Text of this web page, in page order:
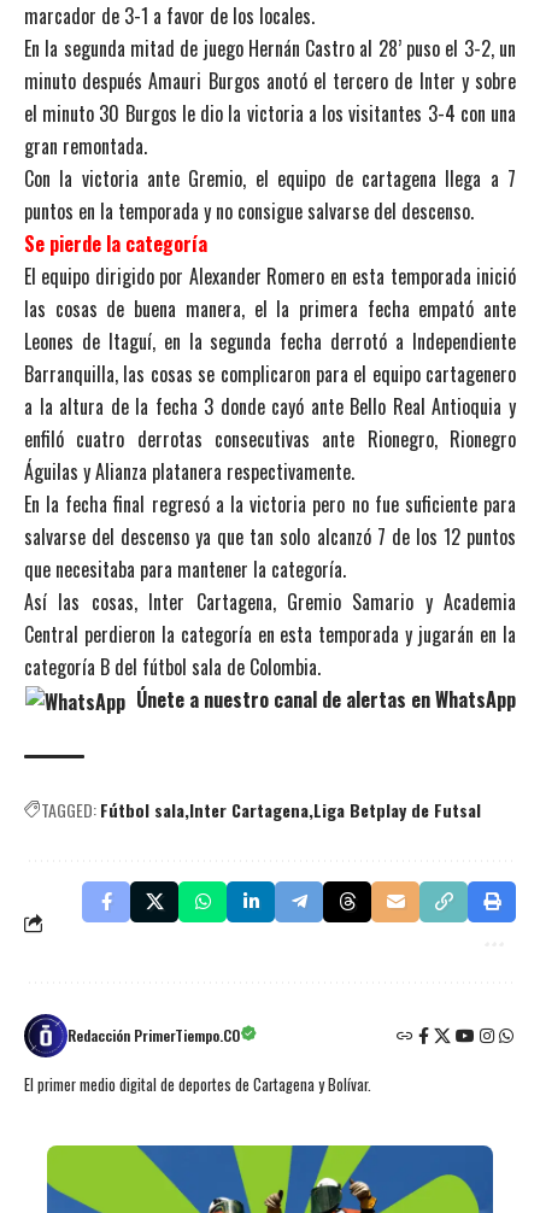
marcador de 3-1 a favor de los locales.
En la segunda mitad de juego Hernán Castro al 28’ puso el 3-2, un
minuto después Amauri Burgos anotó el tercero de Inter y sobre
el minuto 30 Burgos le dio la victoria a los visitantes 3-4 con una
gran remontada.
Con la victoria ante Gremio, el equipo de cartagena llega a 7
puntos en la temporada y no consigue salvarse del descenso.
Se pierde la categoría
El equipo dirigido por Alexander Romero en esta temporada inició
las cosas de buena manera, el la primera fecha empató ante
Leones de Itaguí, en la segunda fecha derrotó a Independiente
Barranquilla, las cosas se complicaron para el equipo cartagenero
a la altura de la fecha 3 donde cayó ante Bello Real Antioquia y
enfiló cuatro derrotas consecutivas ante Rionegro, Rionegro
Águilas y Alianza platanera respectivamente.
En la fecha final regresó a la victoria pero no fue suficiente para
salvarse del descenso ya que tan solo alcanzó 7 de los 12 puntos
que necesitaba para mantener la categoría.
Así las cosas, Inter Cartagena, Gremio Samario y Academia
Central perdieron la categoría en esta temporada y jugarán en la
categoría B del fútbol sala de Colombia.
Únete a nuestro canal de alertas en WhatsApp
TAGGED:Fútbol sala Inter Cartagena Liga Betplay de Futsal
Redacción PrimerTiempo.CO
El primer medio digital de deportes de Cartagena y Bolívar.